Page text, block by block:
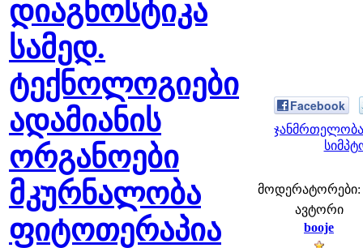
დიაგნოსტიკა
სამედ.
ტექნოლოგიები
ადამიანის
ორგანოები
მკურნალობა
ფიტოთერაპია
Facebook
მოდერატორები:
ავტორი
booje